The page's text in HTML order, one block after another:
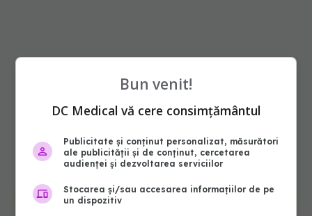
Bun venit!
DC Medical vă cere consimțământul
Publicitate și conținut personalizat, măsurători
ale publicității și de conținut, cercetarea
audienței și dezvoltarea serviciilor
Stocarea și/sau accesarea informațiilor de pe
un dispozitiv